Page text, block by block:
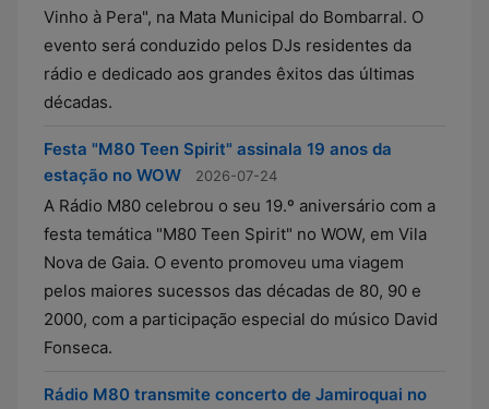
Vinho à Pera", na Mata Municipal do Bombarral. O
evento será conduzido pelos DJs residentes da
rádio e dedicado aos grandes êxitos das últimas
décadas.
Festa "M80 Teen Spirit" assinala 19 anos da
estação no WOW
2026-07-24
A Rádio M80 celebrou o seu 19.º aniversário com a
festa temática "M80 Teen Spirit" no WOW, em Vila
Nova de Gaia. O evento promoveu uma viagem
pelos maiores sucessos das décadas de 80, 90 e
2000, com a participação especial do músico David
Fonseca.
Rádio M80 transmite concerto de Jamiroquai no